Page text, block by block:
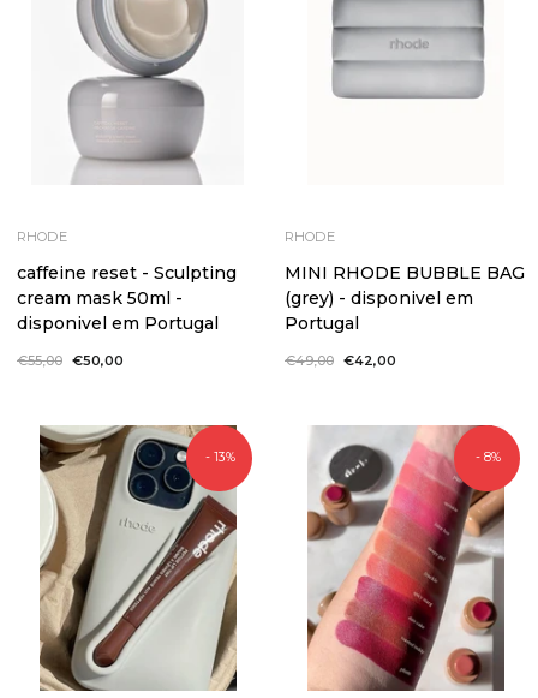
RHODE
caffeine reset - Sculpting
cream mask 50ml -
disponivel em Portugal
Preço
€55,00 Preço
€50,00
RHODE
MINI RHODE BUBBLE BAG
(grey) - disponivel em
Portugal
Preço
€49,00 Preço
€42,00
- 13% - 8%